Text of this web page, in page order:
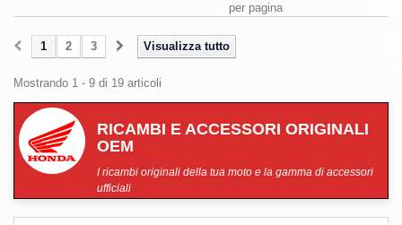
per pagina
Visualizza tutto
1 2 3
Mostrando 1 - 9 di 19 articoli
RICAMBI E ACCESSORI ORIGINALI
OEM
I ricambi originali della tua moto e la gamma di accessori
ufficiali